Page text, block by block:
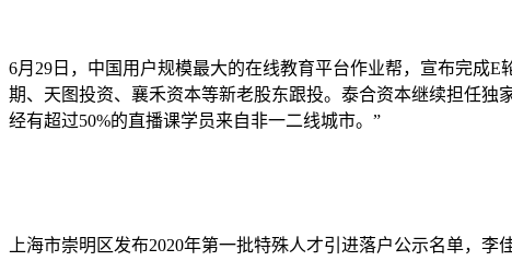
6月29日，中国用户规模最大的在线教育平台作业帮，宣布完成E
期、天图投资、襄禾资本等新老股东跟投。泰合资本继续担任独
经有超过50%的直播课学员来自非一二线城市。”
上海市崇明区发布2020年第一批特殊人才引进落户公示名单，